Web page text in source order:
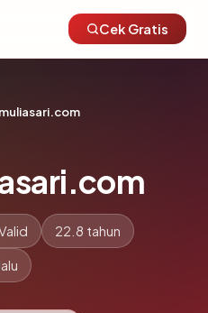
Cek Gratis
22.8 tahun